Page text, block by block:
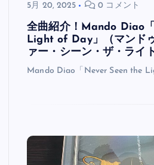
5月 20, 2025
0 コメント
全曲紹介！Mando Diao
Light of Day」（マンド
ァー・シーン・ザ・ライ
Mando Diao「Never Seen the